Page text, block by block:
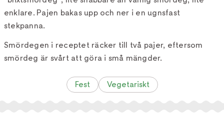
enklare. Pajen bakas upp och ner i en ugnsfast
stekpanna.
Smördegen i receptet räcker till två pajer, eftersom
smördeg är svårt att göra i små mängder.
Fest Vegetariskt